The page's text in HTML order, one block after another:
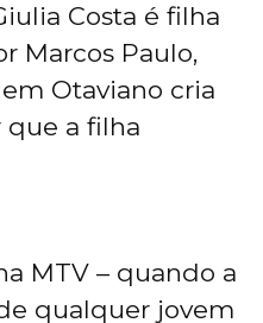
Costa é filha
Marcos Paulo,
Otaviano cria
a filha
MTV – quando a
qualquer jovem